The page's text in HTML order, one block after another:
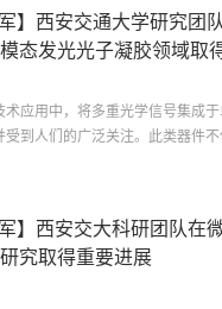
实现了四种不同醇分子在单个硅
统方法难以合成的含四种不同烷
氯硅烷（Ph₃S...
军】西安交通大学研究团
态发光光子凝胶领域取
术应用中，将多重光学信号集成
受到人们的广泛关注。此类器件
RTP发光单元和物理结构的失配
大规模生产中，RTP材料的形貌
微结构与化学发...
军】西安交大科研团队在
究取得重要进展